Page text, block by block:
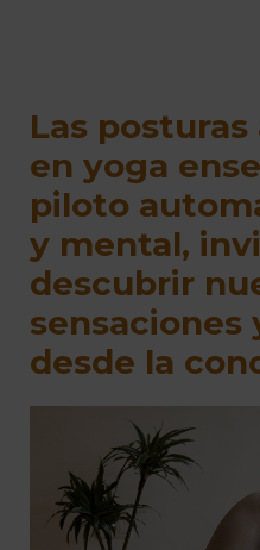
Las
en yoga
piloto
y mental,
descubrir
sensaciones
desde la